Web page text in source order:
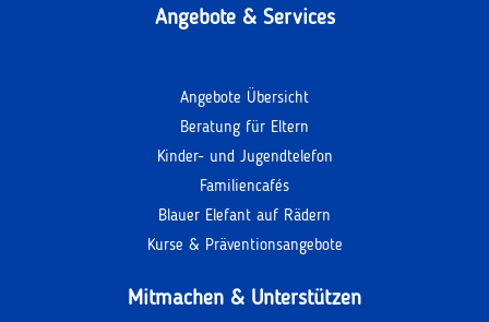
Angebote & Services
Angebote Übersicht
Beratung für Eltern
Kinder- und Jugendtelefon
Familiencafés
Blauer Elefant auf Rädern
Kurse & Präventionsangebote
Mitmachen & Unterstützen